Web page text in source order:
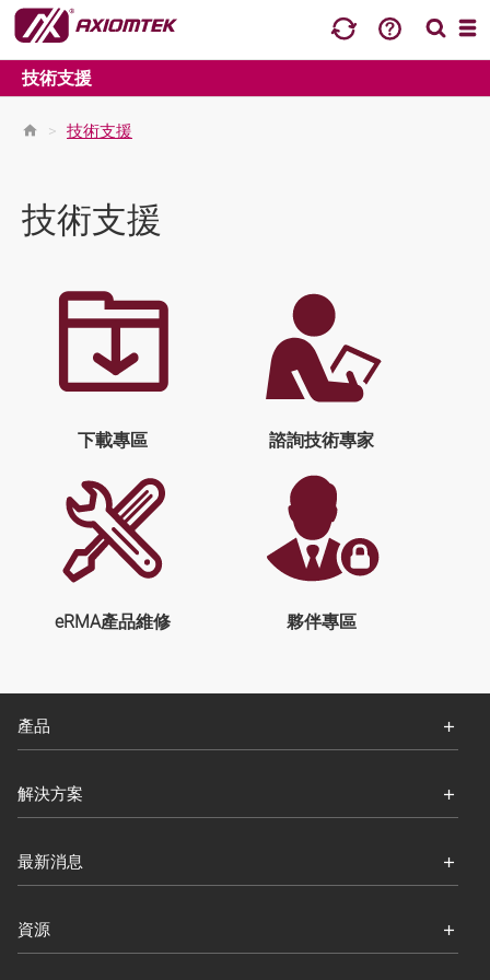
技術支援
> 技術支援
技術支援
下載專區 諮詢技術專家
eRMA產品維修 夥伴專區
產品
解決方案
最新消息
資源